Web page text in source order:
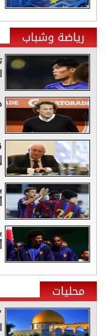
رياضة وشباب
محليات